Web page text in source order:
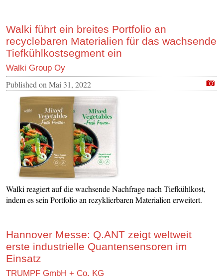
Walki führt ein breites Portfolio an
recyclebaren Materialien für das wachsende
Tiefkühlkostsegment ein
Walki Group Oy
Published on Mai 31, 2022
Walki reagiert auf die wachsende Nachfrage nach Tiefkühlkost,
indem es sein Portfolio an rezyklierbaren Materialien erweitert.
Hannover Messe: Q.ANT zeigt weltweit
erste industrielle Quantensensoren im
Einsatz
TRUMPF GmbH + Co. KG